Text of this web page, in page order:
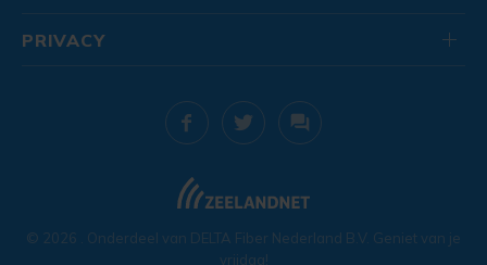
© 2026 . Onderdeel van DELTA Fiber Nederland B.V. Geniet van je
vrijdag!
PRIVACY